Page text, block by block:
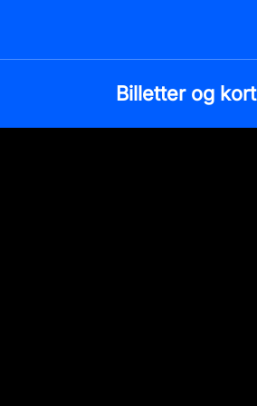
Billetter og kort